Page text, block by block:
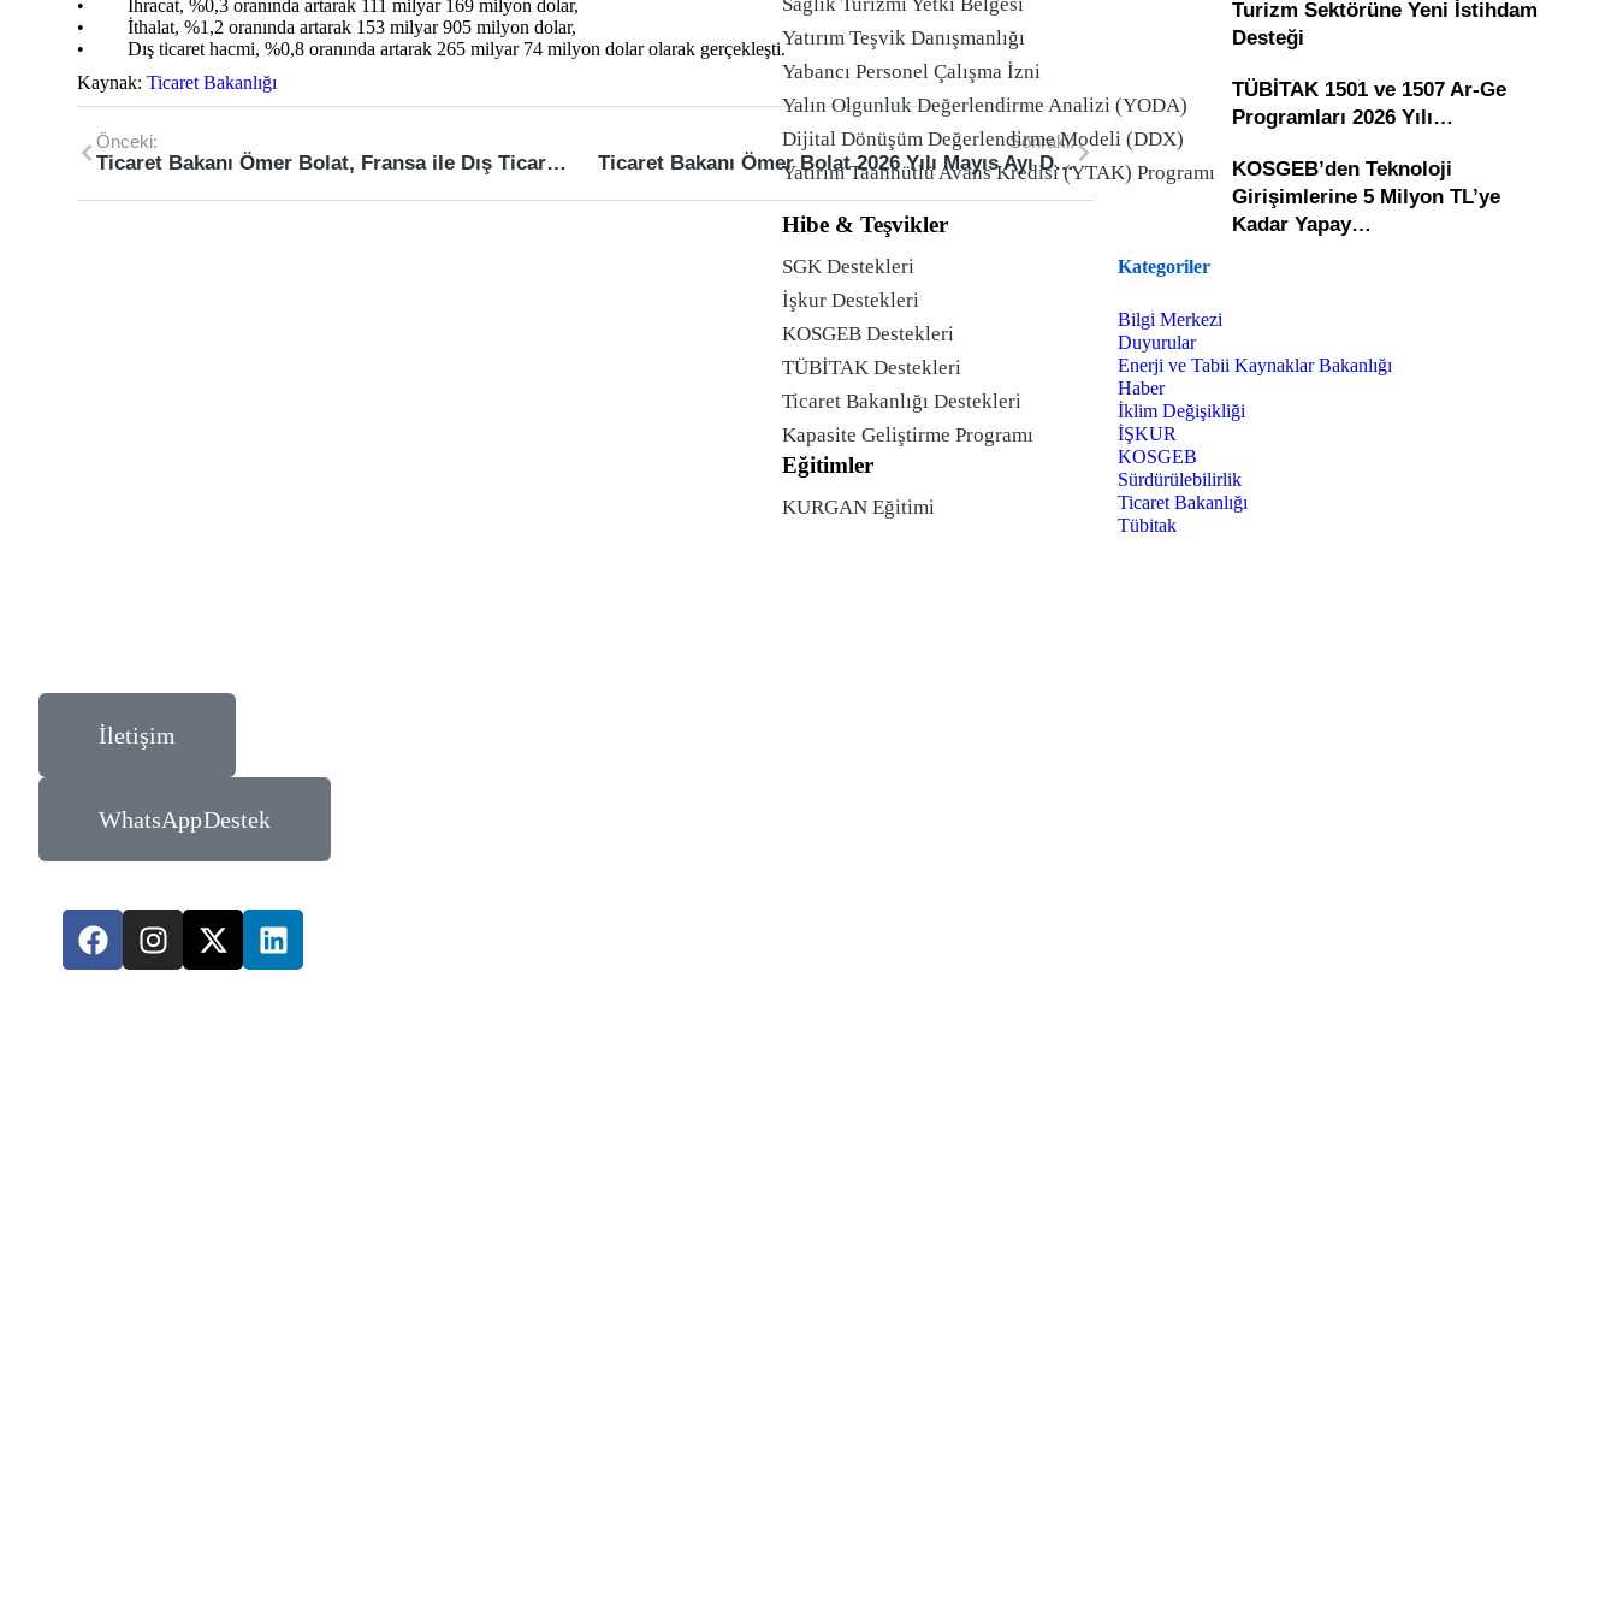
Yatırım Teşvik Danışmanlığı
Yabancı Personel Çalışma İzni
Yalın Olgunluk Değerlendirme Analizi (YODA)
Dijital Dönüşüm Değerlendirme Modeli (DDX)
Yatırım Taahhütlü Avans Kredisi (YTAK) Programı
Hibe & Teşvikler
SGK Destekleri
İşkur Destekleri
KOSGEB Destekleri
TÜBİTAK Destekleri
Ticaret Bakanlığı Destekleri
Kapasite Geliştirme Programı
Eğitimler
KURGAN Eğitimi
• İhracat, %0,3 oranında artarak 111 milyar 169 milyon dolar,
• İthalat, %1,2 oranında artarak 153 milyar 905 milyon dolar,
• Dış ticaret hacmi, %0,8 oranında artarak 265 milyar 74 milyon dolar olarak gerçekleşti.
Kaynak: Ticaret Bakanlığı
Önceki:
Ticaret Bakanı Ömer Bolat, Fransa ile Dış Ticaret Hacminin 30 Milyar Dolara Ulaşmasını Hedeflediklerini Söyledi
Sonraki:
Ticaret Bakanı Ömer Bolat 2026 Yılı Mayıs Ayı Dış Ticaret Verilerini Açıkladı
Turizm Sektörüne Yeni İstihdam
Desteği
TÜBİTAK 1501 ve 1507 Ar-Ge
Programları 2026 Yılı…
KOSGEB’den Teknoloji
Girişimlerine 5 Milyon TL’ye
Kadar Yapay…
Kategoriler
Bilgi Merkezi
Duyurular
Enerji ve Tabii Kaynaklar Bakanlığı
Haber
İklim Değişikliği
İŞKUR
KOSGEB
Sürdürülebilirlik
Ticaret Bakanlığı
Tübitak
İletişim
WhatsApp Destek